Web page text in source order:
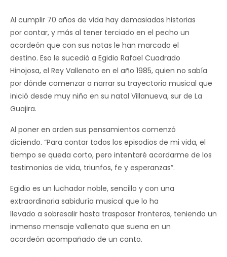
Al cumplir 70 años de vida hay demasiadas historias
por contar, y más al tener terciado en el pecho un
acordeón que con sus notas le han marcado el
destino. Eso le sucedió a Egidio Rafael Cuadrado
Hinojosa, el Rey Vallenato en el año 1985, quien no sabía
por dónde comenzar a narrar su trayectoria musical que
inició desde muy niño en su natal Villanueva, sur de La
Guajira.
Al poner en orden sus pensamientos comenzó
diciendo. “Para contar todos los episodios de mi vida, el
tiempo se queda corto, pero intentaré acordarme de los
testimonios de vida, triunfos, fe y esperanzas”.
Egidio es un luchador noble, sencillo y con una
extraordinaria sabiduría musical que lo ha
llevado a sobresalir hasta traspasar fronteras, teniendo un
inmenso mensaje vallenato que suena en un
acordeón acompañado de un canto.